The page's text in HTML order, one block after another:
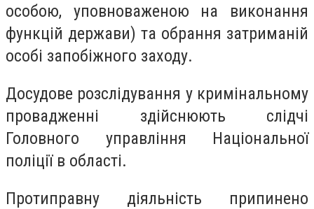
особою, уповноваженою на виконання
функцій держави) та обрання затриманій
особі запобіжного заходу.
Досудове розслідування у кримінальному
провадженні здійснюють слідчі
Головного управління Національної
поліції в області.
Протиправну діяльність припинено